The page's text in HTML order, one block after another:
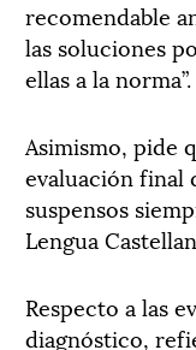
recomendable
las soluciones
ellas a la norma”.
Asimismo, pide
evaluación final
suspensos
Lengua
Respecto a las
diagnóstico,